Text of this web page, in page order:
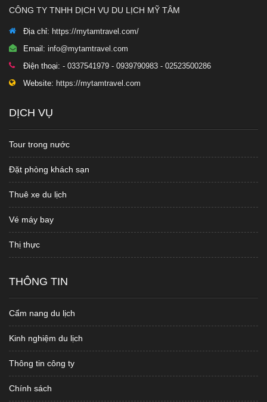
CÔNG TY TNHH DỊCH VỤ DU LỊCH MỸ TÂM
Địa chỉ: https://mytamtravel.com/
Email: info@mytamtravel.com
Điện thoại: - 0337541979 - 0939790983 - 02523500286
Website: https://mytamtravel.com
DỊCH VỤ
Tour trong nước
Đặt phòng khách sạn
Thuê xe du lịch
Vé máy bay
Thị thực
THÔNG TIN
Cẩm nang du lịch
Kinh nghiệm du lịch
Thông tin công ty
Chính sách